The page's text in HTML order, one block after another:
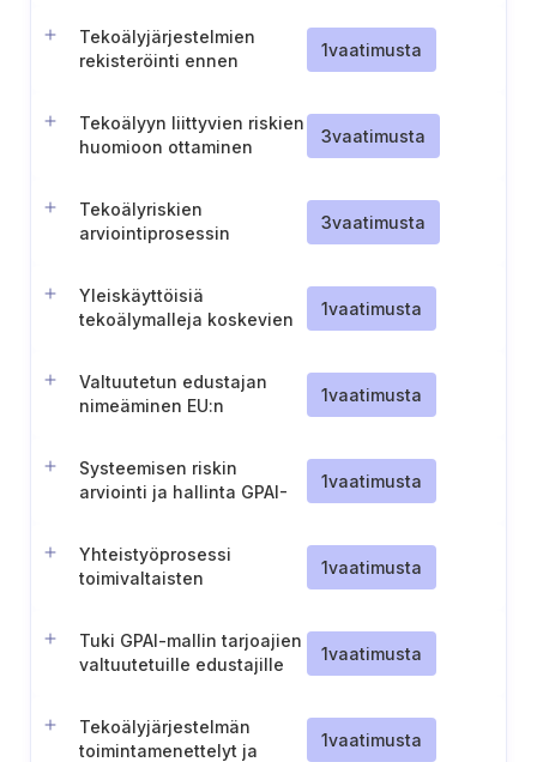
Tekoälyjärjestelmien
rekisteröinti ennen
1vaatimusta
Tekoälyyn liittyvien riskien
huomioon ottaminen
3vaatimusta
Tekoälyriskien
arviointiprosessin
3vaatimusta
Yleiskäyttöisiä
tekoälymalleja koskevien
1vaatimusta
Valtuutetun edustajan
nimeäminen EU:n
1vaatimusta
Systeemisen riskin
arviointi ja hallinta GPAI-
1vaatimusta
Yhteistyöprosessi
toimivaltaisten
1vaatimusta
Tuki GPAI-mallin tarjoajien
valtuutetuille edustajille
1vaatimusta
Tekoälyjärjestelmän
toimintamenettelyt ja
1vaatimusta